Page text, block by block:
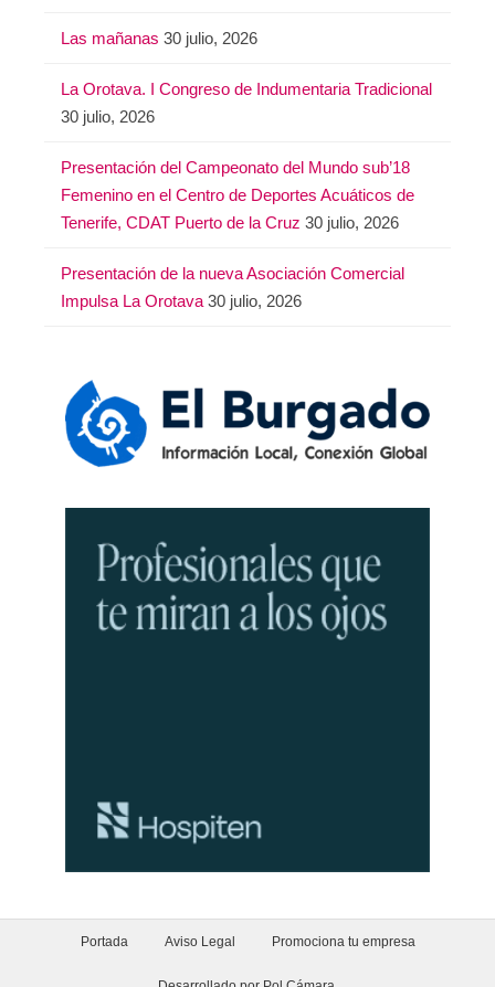
Las mañanas 30 julio, 2026
La Orotava. I Congreso de Indumentaria Tradicional
30 julio, 2026
Presentación del Campeonato del Mundo sub’18
Femenino en el Centro de Deportes Acuáticos de
Tenerife, CDAT Puerto de la Cruz 30 julio, 2026
Presentación de la nueva Asociación Comercial
Impulsa La Orotava 30 julio, 2026
Portada Aviso Legal Promociona tu empresa